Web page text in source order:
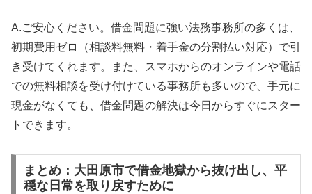
A.ご安心ください。借金問題に強い法務事務所の多くは、
初期費用ゼロ（相談料無料・着手金の分割払い対応）で引
き受けてくれます。また、スマホからのオンラインや電話
での無料相談を受け付けている事務所も多いので、手元に
現金がなくても、借金問題の解決は今日からすぐにスター
トできます。
まとめ：大田原市で借金地獄から抜け出し、平
穏な日常を取り戻すために